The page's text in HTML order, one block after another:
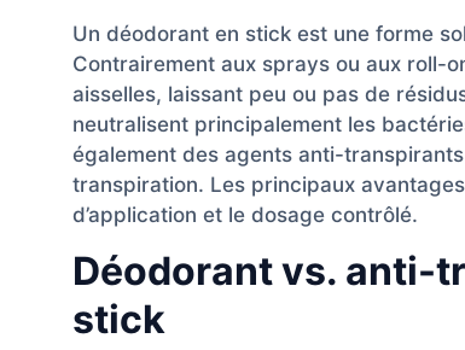
Un déodorant en stick est une forme
Contrairement aux sprays ou aux roll-
aisselles, laissant peu ou pas de
neutralisent principalement les
également des agents anti-
transpiration. Les principaux
d’application et le dosage contrôlé.
Déodorant vs. anti-
stick